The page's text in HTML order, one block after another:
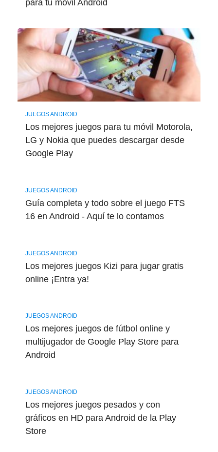
para tu móvil Android
JUEGOS ANDROID
Los mejores juegos para tu móvil Motorola,
LG y Nokia que puedes descargar desde
Google Play
JUEGOS ANDROID
Guía completa y todo sobre el juego FTS
16 en Android - Aquí te lo contamos
JUEGOS ANDROID
Los mejores juegos Kizi para jugar gratis
online ¡Entra ya!
JUEGOS ANDROID
Los mejores juegos de fútbol online y
multijugador de Google Play Store para
Android
JUEGOS ANDROID
Los mejores juegos pesados y con
gráficos en HD para Android de la Play
Store